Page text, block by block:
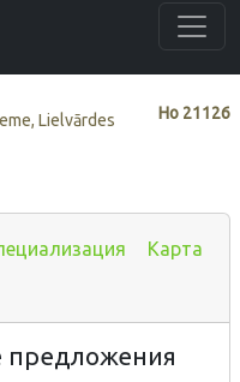
Нo 21126
Lielvārdes
Карта
предложения